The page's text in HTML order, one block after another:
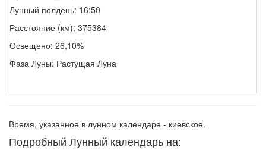
Лунный полдень: 16:50
Расстояние (км): 375384
Освещено: 26,10%
Фаза Луны: Растущая Луна
Время, указанное в лунном календаре - киевское.
Подробный Лунный календарь на: